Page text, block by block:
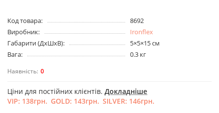
Код товара:
8692
Виробник:
Ironflex
Габарити (ДхШхВ):
5×5×15 см
Вага:
0.3 кг
0
Ціни для постійних клієнтів. Докладніше
VIP: 138грн. GOLD: 143грн. SILVER: 146грн.